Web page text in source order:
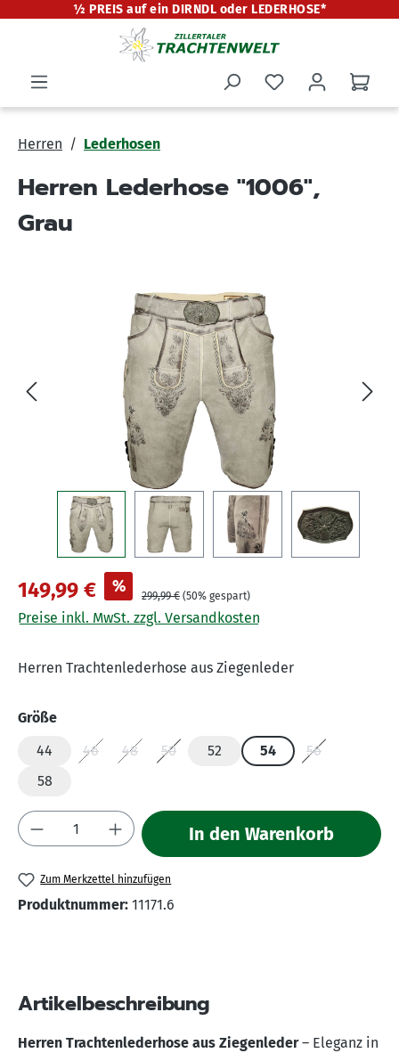
springen
½ PREIS auf ein DIRNDL oder LEDERHOSE*
Herren Lederhosen
Herren Lederhose "1006",
Grau
Bildergalerie überspringen
149,99 € % 299,99 € (50% gespart)
Preise inkl. MwSt. zzgl. Versandkosten
Herren Trachtenlederhose aus Ziegenleder
Größeauswählen
44
46
(Diese Option ist zurzeit nicht verfügbar.)
48
(Diese Option ist zurzeit nicht verfügbar.)
50
(Diese Option ist zurzeit nicht
52 54 56
58
Produkt Anzahl: Gib den gewünschten
In den Warenkorb
Zum Merkzettel hinzufügen
Produktnummer: 11171.6
Artikelbeschreibung
Herren Trachtenlederhose aus Ziegenleder– Eleganz in